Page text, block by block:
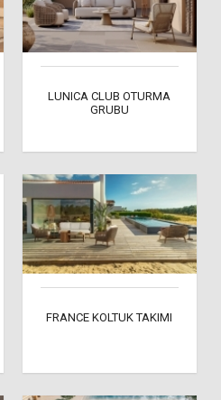
LUNICA CLUB OTURMA
GRUBU
FRANCE KOLTUK TAKIMI